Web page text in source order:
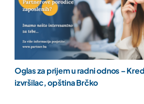
Oglas za prijem u radni odnos –
izvršilac, opština Brčko